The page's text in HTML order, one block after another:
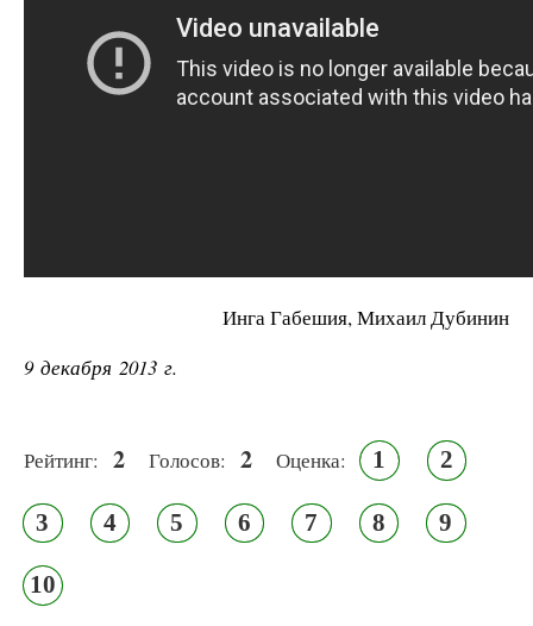
Ин­га Га­бе­шия, Ми­ха­ил Ду­би­нин
9 декабря 2013 г.
Рейтинг: 2 Голосов: 2 Оценка: 1 2
3 4 5 6 7 8 9
10